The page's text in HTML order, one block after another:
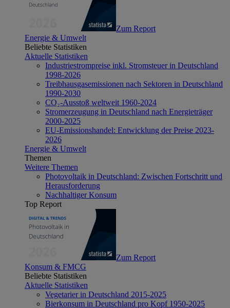
Zum Report
Energie & Umwelt
Beliebte Statistiken
Aktuelle Statistiken
Industriestrompreise inkl. Stromsteuer in Deutschland
1998-2026
Treibhausgasemissionen nach Sektoren in Deutschland
1990-2030
CO₂-Ausstoß weltweit 1960-2024
Stromerzeugung in Deutschland nach Energieträger
2000-2025
EU-Emissionshandel: Entwicklung der Preise 2023-
2026
Energie & Umwelt
Themen
Weitere Themen
Photovoltaik in Deutschland: Zwischen Fortschritt und
Herausforderung
Nachhaltiger Konsum
Top Report
Zum Report
Konsum & FMCG
Beliebte Statistiken
Aktuelle Statistiken
Vegetarier in Deutschland 2015-2025
Bierkonsum in Deutschland pro Kopf 1950-2025